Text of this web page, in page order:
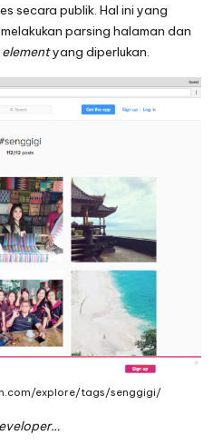
secara publik. Hal ini yang
parsing halaman dan
elementyang diperlukan.
explore/tags/senggigi/